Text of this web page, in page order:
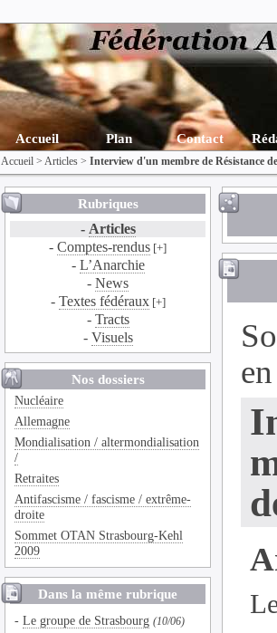
Accueil Plan Contact
Accueil >Articles >Interview d'un membre de Résistance
Rubriques
- Articles
-Comptes-rendus [+]
- L’Anarchie
-News
- Textes fédéraux[+]
- Tracts
- Visuels
Nos dossiers
Nucléaire
Allemagne
Mondialisation / altermondialisation
/
Retraites
Antifascisme / fascisme / extrême-
droite
Sommet OTAN Strasbourg-Kehl
2009
Dans la même rubrique
-Le groupe de Strasbourg (10/06)